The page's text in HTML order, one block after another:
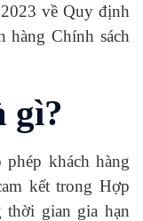
về Quy định
hàng Chính sách
gì?
khách hàng
kết trong Hợp
gian gia hạn